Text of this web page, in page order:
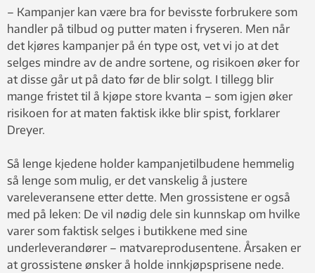
dager på tre ulike måter: I
romtemperatur (t.v.), i kjøleskapet
og i et glass med vann.
Foto: Tristam Stuart
– Kampanjer kan være bra for bevisste forbrukere som
handler på tilbud og putter maten i fryseren. Men når
det kjøres kampanjer på én type ost, vet vi jo at det
selges mindre av de andre sortene, og risikoen øker for
at disse går ut på dato før de blir solgt. I tillegg blir
mange fristet til å kjøpe store kvanta – som igjen øker
risikoen for at maten faktisk ikke blir spist, forklarer
Dreyer.
Så lenge kjedene holder kampanjetilbudene hemmelig
så lenge som mulig, er det vanskelig å justere
vareleveransene etter dette. Men grossistene er også
med på leken: De vil nødig dele sin kunnskap om hvilke
varer som faktisk selges i butikkene med sine
underleverandører – matvareprodusentene. Årsaken er
at grossistene ønsker å holde innkjøpsprisene nede.